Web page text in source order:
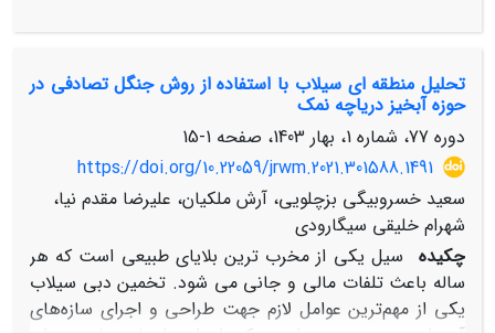
سفره‌ی آب‌زیرزمینی، لایه‌ای بودن آبخوان و اندازه‌ی ذرات و
مقایسه‌شده و وزن تأثیر هریک تعیین‌گردید. درنهایت از تلفیق
اثر این فاکتورها، نقشه‌ی شاخص پتانسیل مخاطره‌ی
فرونشست(SI) تعیین‌شده و به کمک منحنی نرخ
موفقیت(SRC) پهنه‌بندی شد. براین اساس، پنج پهنه از نظر
حساسیت به فرونشست از بسیارحساس تا حساسیت بسیار
کم مشخص‌گردید. به‌منظور تعیین کارایی مدل WoE به کمک
منحنی SRC مشخص‌شد نقشه‌ی پیش‌بینی حساسیت به
فرونشست، 93/64 درصد از واقعیت زمینی را پوشش
داده‌است. نتایج نشان‌داد، لایه‌ای بودن آبخوان، تأثیر مثبتی
در ایجاد فرونشست دارد. بیشترین تأثیر نفوذپذیری
تحلیل منطقه ای سیلاب با استفاده از روش جنگل تصادفی در
حوزه آبخیز دریاچه نمک
دوره 77، شماره 1، بهار 1403، صفحه
1-15
https://doi.org/10.22059/jrwm.2021.301588.1491
سعید خسروبیگی بزچلویی، آرش ملکیان، علیرضا مقدم نیا،
شهرام خلیقی سیگارودی
چکیده سیل یکی از مخرب ترین بلایای طبیعی است که هر
ساله باعث تلفات مالی و جانی می شود. تخمین دبی سیلاب
یکی از مهم‌ترین عوامل لازم جهت طراحی و اجرای سازه‌های